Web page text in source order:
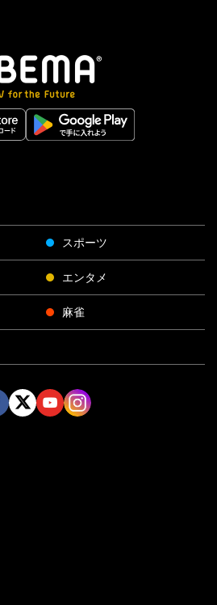
スポーツ
エンタメ
麻雀